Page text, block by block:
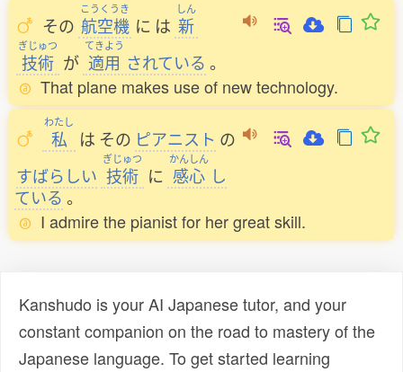
その
こうくうき
航空機 に は
しん
新
ぎじゅつ
技術 が
てきよう
適用 されている 。
That plane makes use of new technology.
わたし
私 は その ピアニスト の
すばらしい
ぎじゅつ
技術 に
かんしん
感心 し
ている 。
I admire the pianist for her great skill.
Kanshudo is your AI Japanese tutor, and your
constant companion on the road to mastery of the
Japanese language. To get started learning